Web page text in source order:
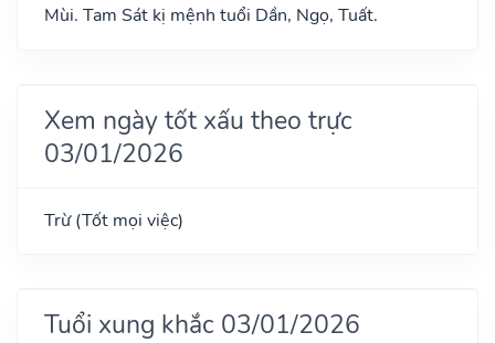
Mùi. Tam Sát kị mệnh tuổi Dần, Ngọ, Tuất.
Xem ngày tốt xấu theo trực
03/01/2026
Trừ (Tốt mọi việc)
Tuổi xung khắc 03/01/2026